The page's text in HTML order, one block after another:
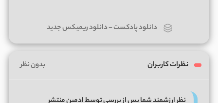
دانلود پادکست-دانلود ریمیکس جدید
نظرات کاربران بدون نظر